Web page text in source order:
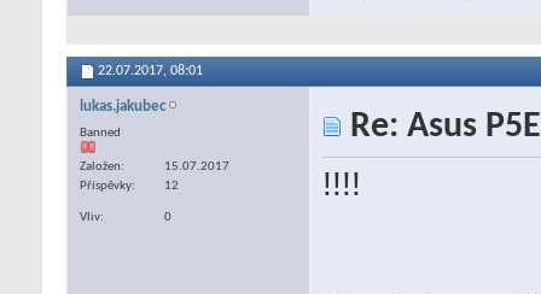
22.07.2017, 08:01
lukas.jakubec
Banned
Založen
15.07.2017
Příspěvky
12
Vliv 0
Re: Asus
!!!!